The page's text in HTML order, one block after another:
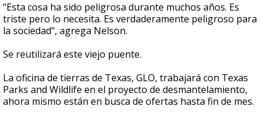
"Esta cosa ha sido peligrosa durante muchos años. Es
triste pero lo necesita. Es verdaderamente peligroso para
la sociedad", agrega Nelson.
Se reutilizará este viejo puente.
La oficina de tierras de Texas, GLO, trabajará con Texas
Parks and Wildlife en el proyecto de desmantelamiento,
ahora mismo están en busca de ofertas hasta fin de mes.